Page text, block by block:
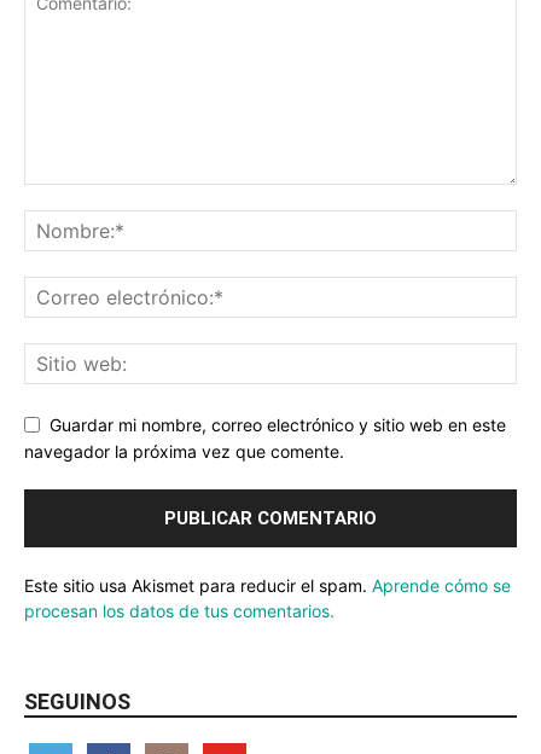
Guardar mi nombre, correo electrónico y sitio web en este
navegador la próxima vez que comente.
Este sitio usa Akismet para reducir el spam. Aprende cómo se
procesan los datos de tus comentarios.
SEGUINOS